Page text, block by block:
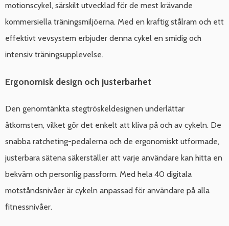
motionscykel, särskilt utvecklad för de mest krävande
kommersiella träningsmiljöerna. Med en kraftig stålram och ett
effektivt vevsystem erbjuder denna cykel en smidig och
intensiv träningsupplevelse.
Ergonomisk design och justerbarhet
Den genomtänkta stegtröskeldesignen underlättar
åtkomsten, vilket gör det enkelt att kliva på och av cykeln. De
snabba ratcheting-pedalerna och de ergonomiskt utformade,
justerbara sätena säkerställer att varje användare kan hitta en
bekväm och personlig passform. Med hela 40 digitala
motståndsnivåer är cykeln anpassad för användare på alla
fitnessnivåer.